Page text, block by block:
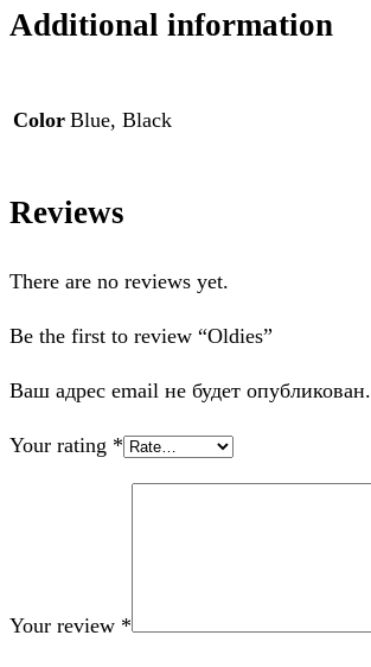
Additional information
Color Blue, Black
Reviews
There are no reviews yet.
Be the first to review “Oldies”
Ваш адрес email не будет опубликован.
Your rating *
Your review *